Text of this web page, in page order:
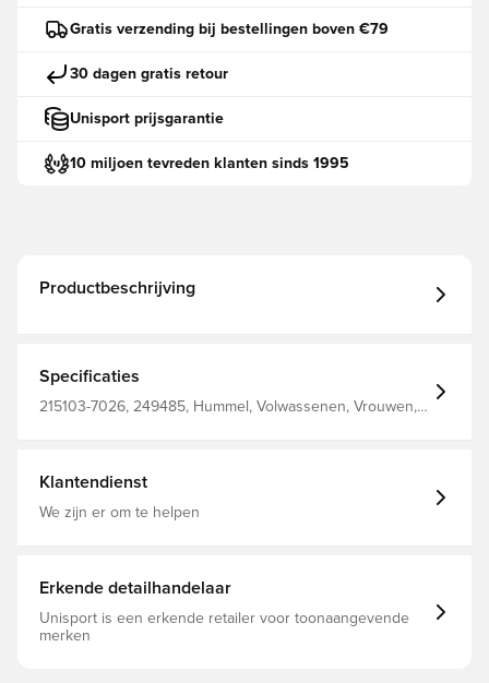
Gratis verzending bij bestellingen boven €79
30 dagen gratis retour
Unisport prijsgarantie
10 miljoen tevreden klanten sinds 1995
Productbeschrijving
Specificaties
215103-7026, 249485, Hummel, Volwassenen, Vrouwen,
Klantendienst
We zijn er om te helpen
Erkende detailhandelaar
Unisport is een erkende retailer voor toonaangevende
merken